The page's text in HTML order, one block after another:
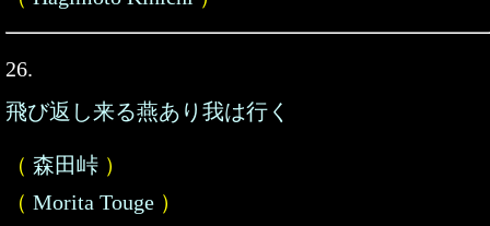
26.
飛び返し来る燕あり我は行く
（ 森田峠 ）
（ Morita Touge ）